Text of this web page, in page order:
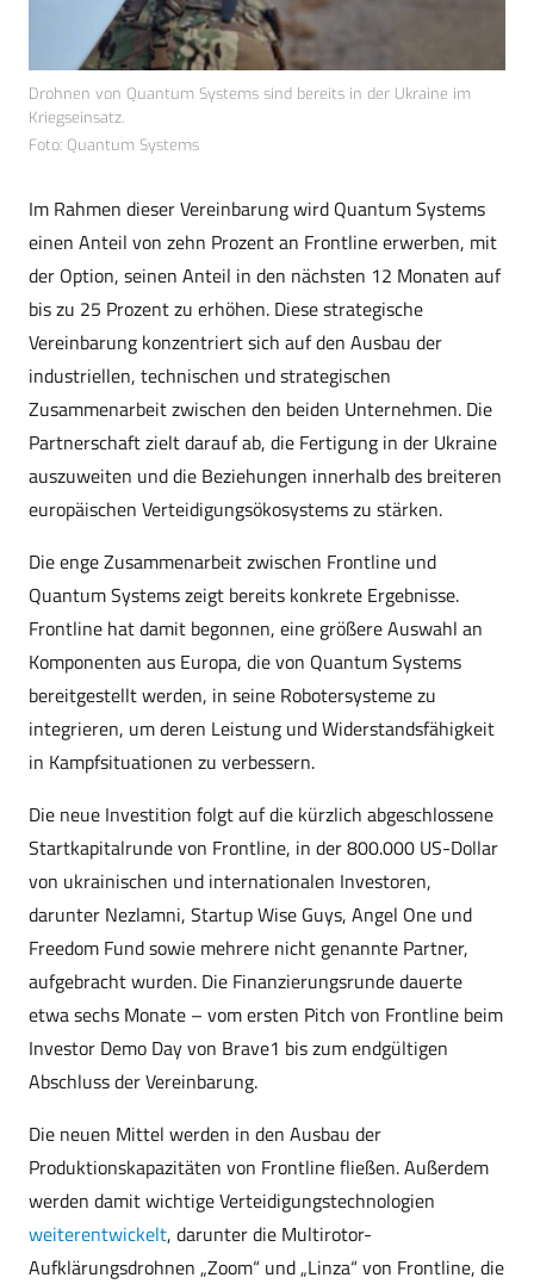
Drohnen von Quantum Systems sind bereits in der Ukraine im
Kriegseinsatz.
Foto: Quantum Systems
Im Rahmen dieser Vereinbarung wird Quantum Systems
einen Anteil von zehn Prozent an Frontline erwerben, mit
der Option, seinen Anteil in den nächsten 12 Monaten auf
bis zu 25 Prozent zu erhöhen. Diese strategische
Vereinbarung konzentriert sich auf den Ausbau der
industriellen, technischen und strategischen
Zusammenarbeit zwischen den beiden Unternehmen. Die
Partnerschaft zielt darauf ab, die Fertigung in der Ukraine
auszuweiten und die Beziehungen innerhalb des breiteren
europäischen Verteidigungsökosystems zu stärken.
Die enge Zusammenarbeit zwischen Frontline und
Quantum Systems zeigt bereits konkrete Ergebnisse.
Frontline hat damit begonnen, eine größere Auswahl an
Komponenten aus Europa, die von Quantum Systems
bereitgestellt werden, in seine Robotersysteme zu
integrieren, um deren Leistung und Widerstandsfähigkeit
in Kampfsituationen zu verbessern.
Die neue Investition folgt auf die kürzlich abgeschlossene
Startkapitalrunde von Frontline, in der 800.000 US-Dollar
von ukrainischen und internationalen Investoren,
darunter Nezlamni, Startup Wise Guys, Angel One und
Freedom Fund sowie mehrere nicht genannte Partner,
aufgebracht wurden. Die Finanzierungsrunde dauerte
etwa sechs Monate – vom ersten Pitch von Frontline beim
Investor Demo Day von Brave1 bis zum endgültigen
Abschluss der Vereinbarung.
Die neuen Mittel werden in den Ausbau der
Produktionskapazitäten von Frontline fließen. Außerdem
werden damit wichtige Verteidigungstechnologien
weiterentwickelt, darunter die Multirotor-
Aufklärungsdrohnen „Zoom“ und „Linza“ von Frontline, die